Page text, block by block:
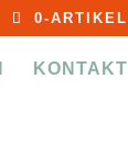
0-ARTIKEL
KONTAKT